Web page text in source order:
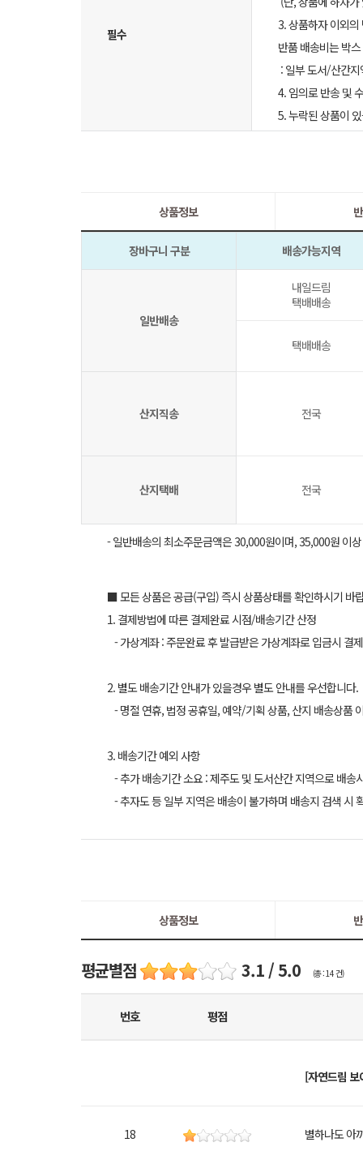
필수
3. 상품하자 이외
반품 배송비는 박
: 일부 도서/산간
4. 임의로 반송 및
5. 누락된 상품이
상품정보
장바구니 구분 배송가능지역
일반배송
내일드림
택배배송
택배배송
산지직송 전국
산지택배 전국
- 일반배송의 최소주문금액은 30,000원이며, 35,000원 이
■ 모든 상품은 공급(구입) 즉시 상품상태를 확인하시기 바
1. 결제방법에 따른 결제완료 시점/배송기간 산정
- 가상계좌 : 주문완료 후 발급받은 가상계좌로 입금시
2. 별도 배송기간 안내가 있을경우 별도 안내를 우선합니다.
- 명절 연휴, 법정 공휴일, 예약/기획 상품, 산지 배송상품
3. 배송기간 예외 사항
- 추가 배송기간 소요 : 제주도 및 도서산간 지역으로 배
- 추자도 등 일부 지역은 배송이 불가하며 배송지 검색 시
상품정보
평균별점 3.1 / 5.0 (총 : 14 건)
번호 평점
[자연드림 보
18 별하나도 아